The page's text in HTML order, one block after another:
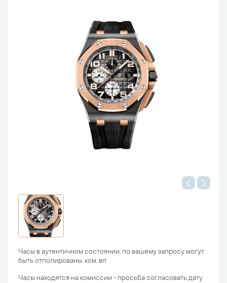
Часы в аутентичном состоянии, по вашему запросу могут
быть отполированы. ком. вп
Часы находятся на комиссии - просьба согласовать дату